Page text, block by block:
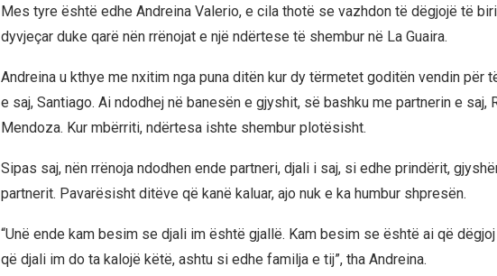
Mes tyre është edhe Andreina Valerio, e cila thotë se vazhdon të dëgjojë të
dyvjeçar duke qarë nën rrënojat e një ndërtese të shembur në La Guaira.
Andreina u kthye me nxitim nga puna ditën kur dy tërmetet goditën vendin për
e saj, Santiago. Ai ndodhej në banesën e gjyshit, së bashku me partnerin e saj,
Mendoza. Kur mbërriti, ndërtesa ishte shembur plotësisht.
Sipas saj, nën rrënoja ndodhen ende partneri, djali i saj, si edhe prindërit,
partnerit. Pavarësisht ditëve që kanë kaluar, ajo nuk e ka humbur shpresën.
“Unë ende kam besim se djali im është gjallë. Kam besim se është ai që
që djali im do ta kalojë këtë, ashtu si edhe familja e tij”, tha Andreina.